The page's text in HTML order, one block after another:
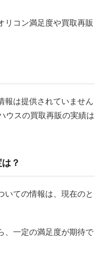
リコン満足度や買取再販
報は提供されていません
ウスの買取再販の実績は
？
いての情報は、現在のと
、一定の満足度が期待で